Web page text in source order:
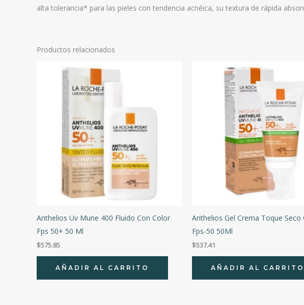
alta tolerancia* para las pieles con tendencia acnéica, su textura de rápida
Productos relacionados
Anthelios Uv Mune 400 Fluido Con Color
Fps 50+ 50 Ml
$575.85
AÑADIR AL CARRITO
Anthelios Gel Crema Toque Seco
Fps-50 50Ml
$537.41
AÑADIR AL CARRITO